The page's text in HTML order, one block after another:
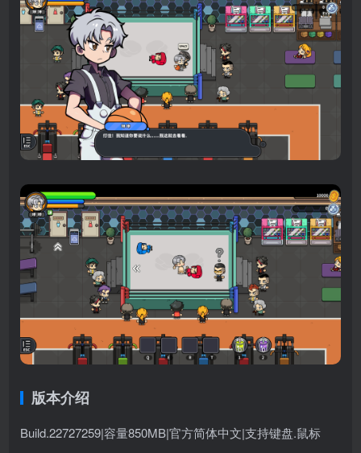
版本介绍
Build.22727259|容量850MB|官方简体中文|支持键盘.鼠标